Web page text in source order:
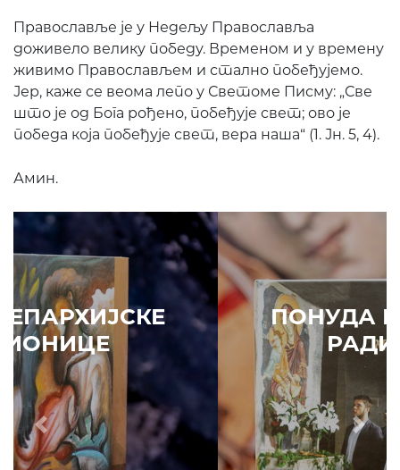
Православље је у Недељу Православља
доживело велику победу. Временом и у времену
живимо Православљем и стално побеђујемо.
Јер, каже се веома лепо у Светоме Писму: „Све
што је од Бога рођено, побеђује свет; ово је
победа која побеђује свет, вера наша“ (1. Јн. 5, 4).
Амин.
ПОНУДА ЕПАРХИЈСКЕ
РАДИОНИЦЕ
Prethodni